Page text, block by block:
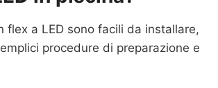
flex a LED sono facili da installare,
procedure di preparazione e